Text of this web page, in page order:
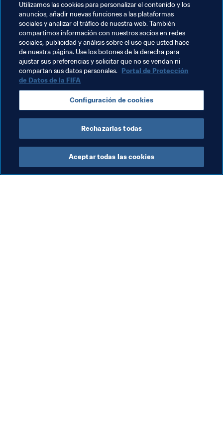
“Ya he utilizado muchos adjetivos para describir el juego
de Ronaldo. Lo entrené en 2003 y ya entonces se veía
que iba a llegar muy lejos. Es un genio. Igual que hay
pinturas y esculturas geniales, en este caso estamos
ante un genio del fútbol”, declaró el seleccionador
portugués Fernando Santos.
Utilizamos las cookies para personalizar el contenido y los
anuncios, añadir nuevas funciones a las plataformas
sociales y analizar el tráfico de nuestra web. También
compartimos información con nuestros socios en redes
sociales, publicidad y análisis sobre el uso que usted hace
de nuestra página. Use los botones de la derecha para
ajustar sus preferencias y solicitar que no se vendan ni
compartan sus datos personales. Portal de Protección
de Datos de la FIFA
Configuración de cookies
Rechazarlas todas
Aceptar todas las cookies